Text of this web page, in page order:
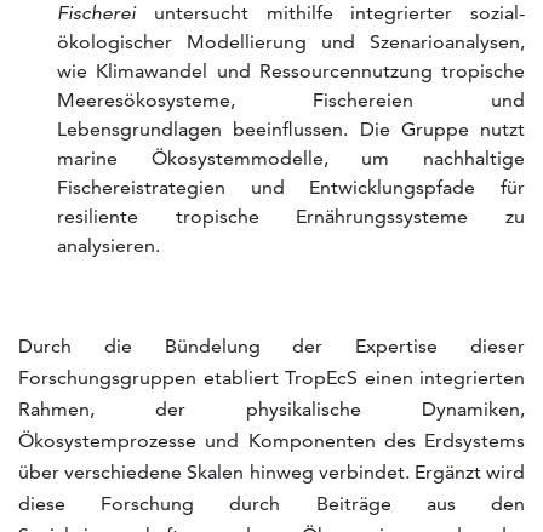
Fischereiuntersucht mithilfe integrierter sozial-
ökologischer Modellierung und Szenarioanalysen,
wie Klimawandel und Ressourcennutzung tropische
Meeresökosysteme, Fischereien und
Lebensgrundlagen beeinflussen. Die Gruppe nutzt
marine Ökosystemmodelle, um nachhaltige
Fischereistrategien und Entwicklungspfade für
resiliente tropische Ernährungssysteme zu
analysieren.
Durch die Bündelung der Expertise dieser
Forschungsgruppen etabliert TropEcS einen integrierten
Rahmen, der physikalische Dynamiken,
Ökosystemprozesse und Komponenten des Erdsystems
über verschiedene Skalen hinweg verbindet. Ergänzt wird
diese Forschung durch Beiträge aus den